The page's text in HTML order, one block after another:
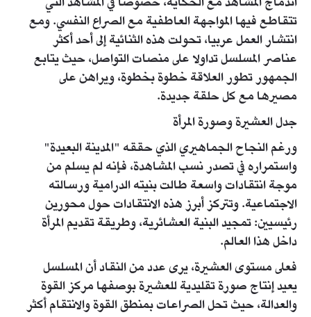
تتقاطع فيها المواجهة العاطفية مع الصراع النفسي. ومع
انتشار العمل عربيا، تحولت هذه الثنائية إلى أحد أكثر
عناصر المسلسل تداولا على منصات التواصل، حيث يتابع
الجمهور تطور العلاقة خطوة بخطوة، ويراهن على
مصيرها مع كل حلقة جديدة.
جدل العشيرة وصورة المرأة
ورغم النجاح الجماهيري الذي حققه "المدينة البعيدة"
واستمراره في تصدر نسب المشاهدة، فإنه لم يسلم من
موجة انتقادات واسعة طالت بنيته الدرامية ورسالته
الاجتماعية. وتتركز أبرز هذه الانتقادات حول محورين
رئيسيين: تمجيد البنية العشائرية، وطريقة تقديم المرأة
داخل هذا العالم.
فعلى مستوى العشيرة، يرى عدد من النقاد أن المسلسل
يعيد إنتاج صورة تقليدية للعشيرة بوصفها مركز القوة
والعدالة، حيث تحل الصراعات بمنطق القوة والانتقام أكثر